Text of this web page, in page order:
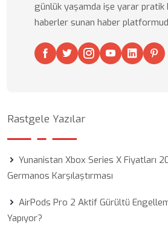
günlük yaşamda işe yarar
haberler sunan haber
Rastgele Yazılar
Yunanistan Xbox Series X Fiyatları
Germanos Karşılaştırması
AirPods Pro 2 Aktif Gürültü
Yapıyor?